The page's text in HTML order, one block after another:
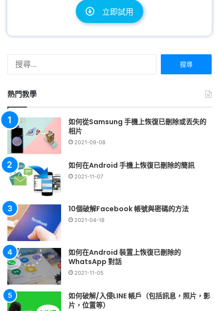
立即試用
熱門教學
如何從Samsung 手機上恢復已刪除或丟失的
相片
2021-09-08
如何在Android 手機上恢復已刪除的簡訊
2021-11-07
10個破解Facebook 帳號與密碼的方法
2021-04-18
如何在Android 裝置上恢復已刪除的
WhatsApp 對話
2021-11-05
如何破解/入侵LINE 帳戶（包括訊息，照片，影
片，位置等）